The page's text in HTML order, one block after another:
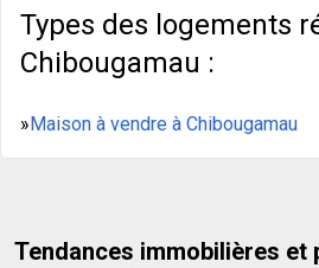
Types des logements
Chibougamau :
» Maison à vendre à Chibougamau
Tendances immobilières et